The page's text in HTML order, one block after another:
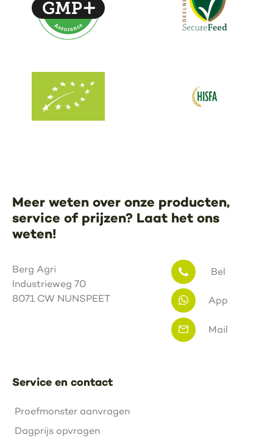
Service en contact
Proefmonster aanvragen
Dagprijs opvragen
Meer weten over onze producten,
service of prijzen? Laat het ons
weten!
Berg Agri
Industrieweg 70
8071 CW NUNSPEET
Bel
App
Mail